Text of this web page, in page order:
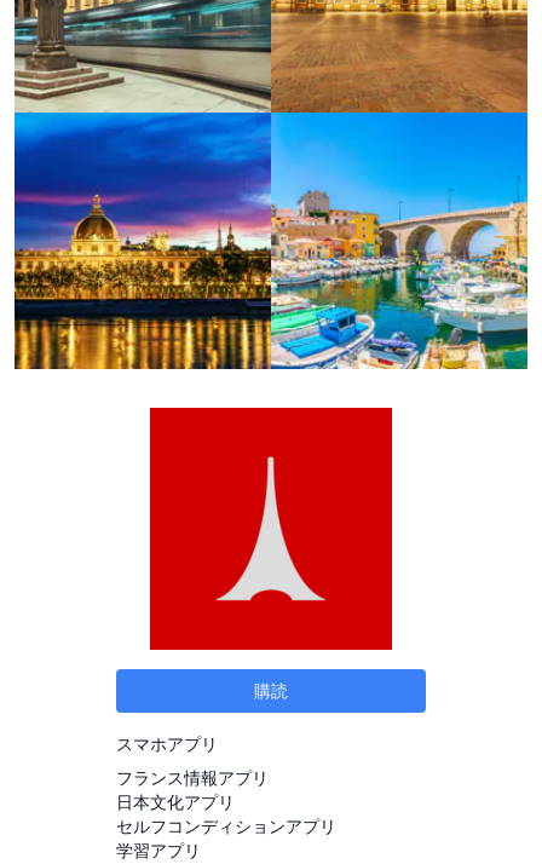
購読
スマホアプリ
フランス情報アプリ
日本文化アプリ
セルフコンディションアプリ
学習アプリ